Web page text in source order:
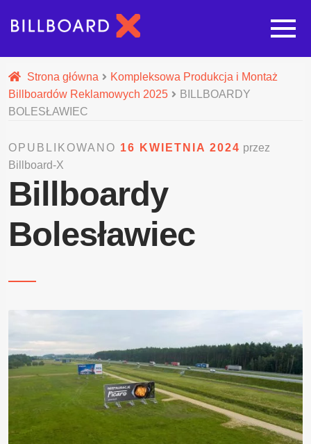
Oferta budowy reklam
Nasze pozostałe usługi
Galeria
O nas
Kontakt
Strona główna
Kompleksowa Produkcja i Montaż
Billboardów Reklamowych 2025
BILLBOARDY
BOLESŁAWIEC
OPUBLIKOWANO 16 KWIETNIA 2024 przez
Billboard-X
Billboardy
Bolesławiec